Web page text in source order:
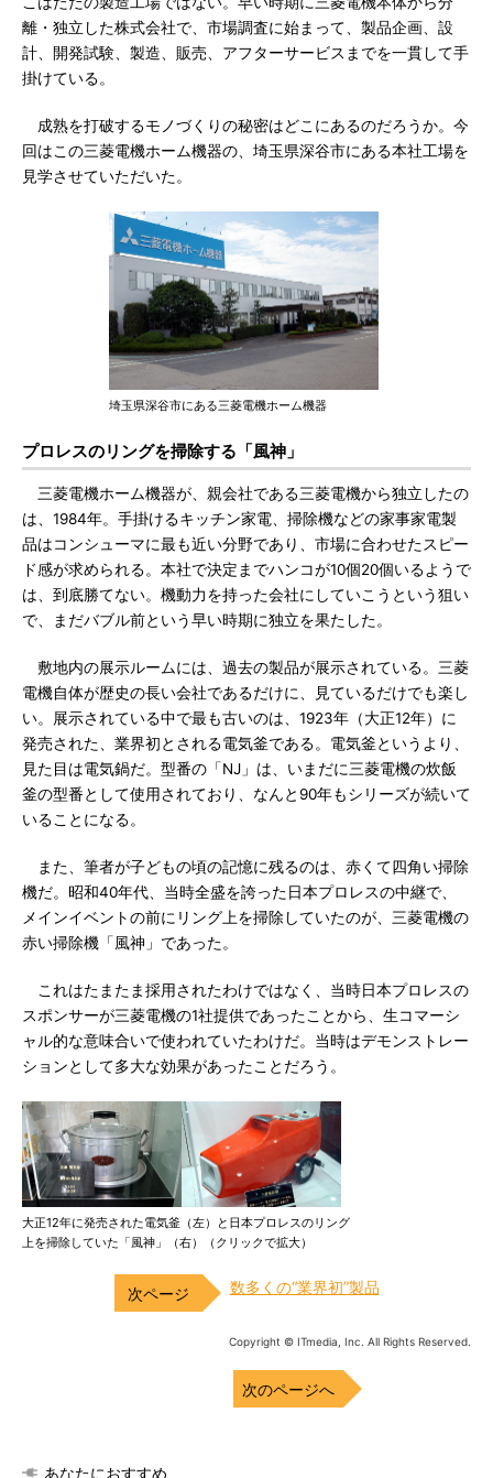
離・独立した株式会社で、市場調査に始まって、製品企画、設
計、開発試験、製造、販売、アフターサービスまでを一貫して手
掛けている。
成熟を打破するモノづくりの秘密はどこにあるのだろうか。今
回はこの三菱電機ホーム機器の、埼玉県深谷市にある本社工場を
見学させていただいた。
埼玉県深谷市にある三菱電機ホーム機器
プロレスのリングを掃除する「風神」
三菱電機ホーム機器が、親会社である三菱電機から独立したの
は、1984年。手掛けるキッチン家電、掃除機などの家事家電製
品はコンシューマに最も近い分野であり、市場に合わせたスピー
ド感が求められる。本社で決定までハンコが10個20個いるようで
は、到底勝てない。機動力を持った会社にしていこうという狙い
で、まだバブル前という早い時期に独立を果たした。
敷地内の展示ルームには、過去の製品が展示されている。三菱
電機自体が歴史の長い会社であるだけに、見ているだけでも楽し
い。展示されている中で最も古いのは、1923年（大正12年）に
発売された、業界初とされる電気釜である。電気釜というより、
見た目は電気鍋だ。型番の「NJ」は、いまだに三菱電機の炊飯
釜の型番として使用されており、なんと90年もシリーズが続いて
いることになる。
また、筆者が子どもの頃の記憶に残るのは、赤くて四角い掃除
機だ。昭和40年代、当時全盛を誇った日本プロレスの中継で、
メインイベントの前にリング上を掃除していたのが、三菱電機の
赤い掃除機「風神」であった。
これはたまたま採用されたわけではなく、当時日本プロレスの
スポンサーが三菱電機の1社提供であったことから、生コマーシ
ャル的な意味合いで使われていたわけだ。当時はデモンストレー
ションとして多大な効果があったことだろう。
大正12年に発売された電気釜（左）と日本プロレスのリング
上を掃除していた「風神」（右）（クリックで拡大）
数多くの“業界初”製品
Copyright © ITmedia, Inc. All Rights Reserved.
次のページへ
あなたにおすすめ